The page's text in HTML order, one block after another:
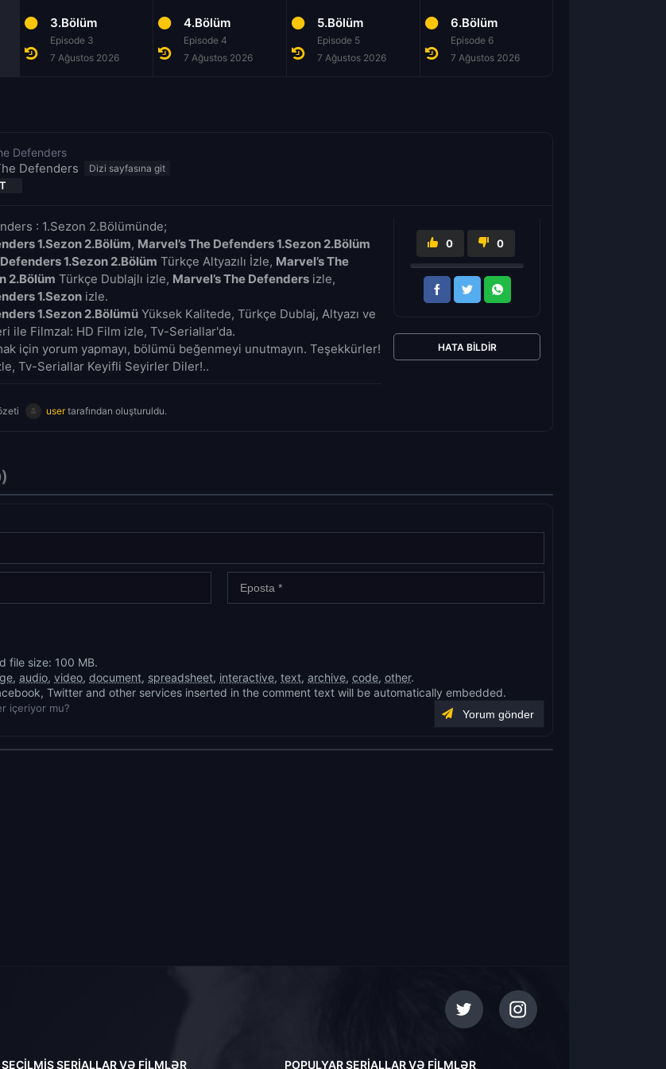
3.Bölüm
Episode 3
7 Ağustos 2026
4.Bölüm
Episode 4
7 Ağustos 2026
5.Bölüm
Episode 5
7 Ağustos 2026
6.Bölüm
Episode 6
7 Ağustos 2026
Defenders
Defenders
: 1.Sezon 2.Bölümünde;
1.Sezon 2.Bölüm, Marvel’s The Defenders 1.Sezon 2.Bölüm
1.Sezon 2.Bölüm Türkçe Altyazılı İzle, Marvel’s The
2.Bölüm Türkçe Dublajlı izle, Marvel’s The Defenders izle,
1.Sezon izle.
1.Sezon 2.Bölümü Yüksek Kalitede, Türkçe Dublaj, Altyazı ve
ile Filmzal: HD Film izle, Tv-Seriallar'da.
için yorum yapmayı, bölümü beğenmeyi unutmayın. Teşekkürler!
Tv-Seriallar Keyifli Seyirler Diler!..
usertarafından oluşturuldu.
0 0
HATA BILDIR
file size: 100 MB.
, audio, video, document, spreadsheet, interactive, text, archive, code, other.
Twitter and other services inserted in the comment text will be automatically embedded.
içeriyor mu?
SEÇILMIŞ SERIALLAR VƏ FILMLƏR POPULYAR SERIALLAR VƏ FILMLƏR